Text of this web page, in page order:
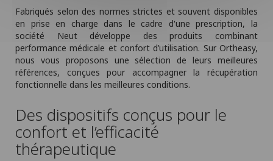
Fabriqués selon des normes strictes et souvent disponibles
en prise en charge dans le cadre d'une prescription, la
société Neut développe des produits combinant
performance médicale et confort d’utilisation. Sur Ortheasy,
nous vous proposons une sélection de leurs meilleures
références, conçues pour accompagner la récupération
fonctionnelle dans les meilleures conditions.
Des dispositifs conçus pour le
confort et l’efficacité
thérapeutique